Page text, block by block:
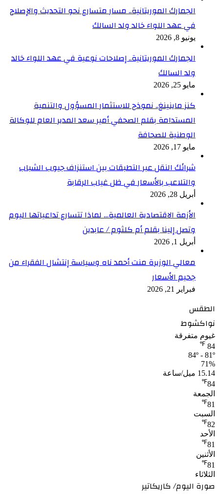
الجمارك الموريتانية.. مسار متسارع نحو التحديث والإصلاح
في عهد اللواء خالد ولد السالك
يونيو 8, 2026
الجمارك الموريتانية.. إصلاحات نوعية في عهد اللواء خالد
ولد السالك
مايو 25, 2026
كنز ماينينغ.. نموذج للاستثمار المسؤول والتنمية
المستدامة بقلم الصحفي أمير سعد المدير العام للوكالة
الوطنية للصحافة
مايو 17, 2026
شرائك النقل عبر التطبقات بين استنزاف جيوب الشباب
والتلاعب بالأسعار في ظل غياب الرقابة
أبريل 28, 2026
الأزمة الاقتصادية العالمية… لماذا تتسارع تداعياتها اليوم
وتصل إلينا بقلم أم كلثوم / عابدين
أبريل 1, 2026
معالي الوزيرة منت أحمد ناه وسياسة إنتشال الفقراء من
جحيم الأسعار
فبراير 21, 2026
الطقس
نواكشوط
غيوم متفرقة
84
℉
84º - 81º
71%
15.14 ميل/ساعة
84
℉
الجمعة
81
℉
السبت
82
℉
الأحد
81
℉
الأثنين
81
℉
الثلاثاء
صورة اليوم/ كاريكاتير